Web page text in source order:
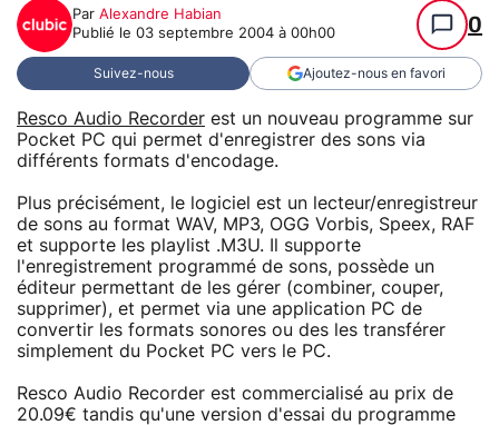
Par Alexandre Habian
Publié le 03 septembre 2004 à 00h00 0
Suivez-nous Ajoutez-nous en favori
Resco Audio Recorder est un nouveau programme sur
Pocket PC qui permet d'enregistrer des sons via
différents formats d'encodage.
Plus précisément, le logiciel est un lecteur/enregistreur
de sons au format WAV, MP3, OGG Vorbis, Speex, RAF
et supporte les playlist .M3U. Il supporte
l'enregistrement programmé de sons, possède un
éditeur permettant de les gérer (combiner, couper,
supprimer), et permet via une application PC de
convertir les formats sonores ou des les transférer
simplement du Pocket PC vers le PC.
Resco Audio Recorder est commercialisé au prix de
20.09€ tandis qu'une version d'essai du programme